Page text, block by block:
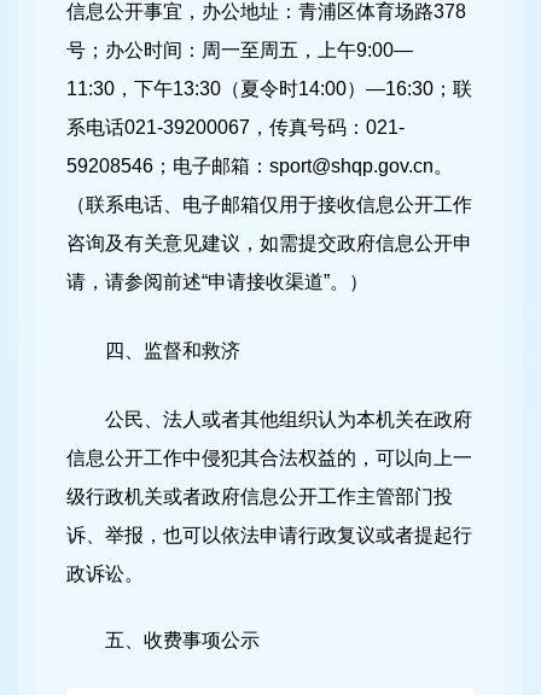
信息公开事宜，办公地址：青浦区体育场路378
号；办公时间：周一至周五，上午9:00—
11:30，下午13:30（夏令时14:00）—16:30；联
系电话021-39200067，传真号码：021-
59208546；电子邮箱：sport@shqp.gov.cn。
（联系电话、电子邮箱仅用于接收信息公开工作
咨询及有关意见建议，如需提交政府信息公开申
请，请参阅前述“申请接收渠道”。）
四、监督和救济
公民、法人或者其他组织认为本机关在政府
信息公开工作中侵犯其合法权益的，可以向上一
级行政机关或者政府信息公开工作主管部门投
诉、举报，也可以依法申请行政复议或者提起行
政诉讼。
五、收费事项公示